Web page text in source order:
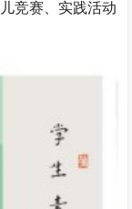
竞赛、实践活动